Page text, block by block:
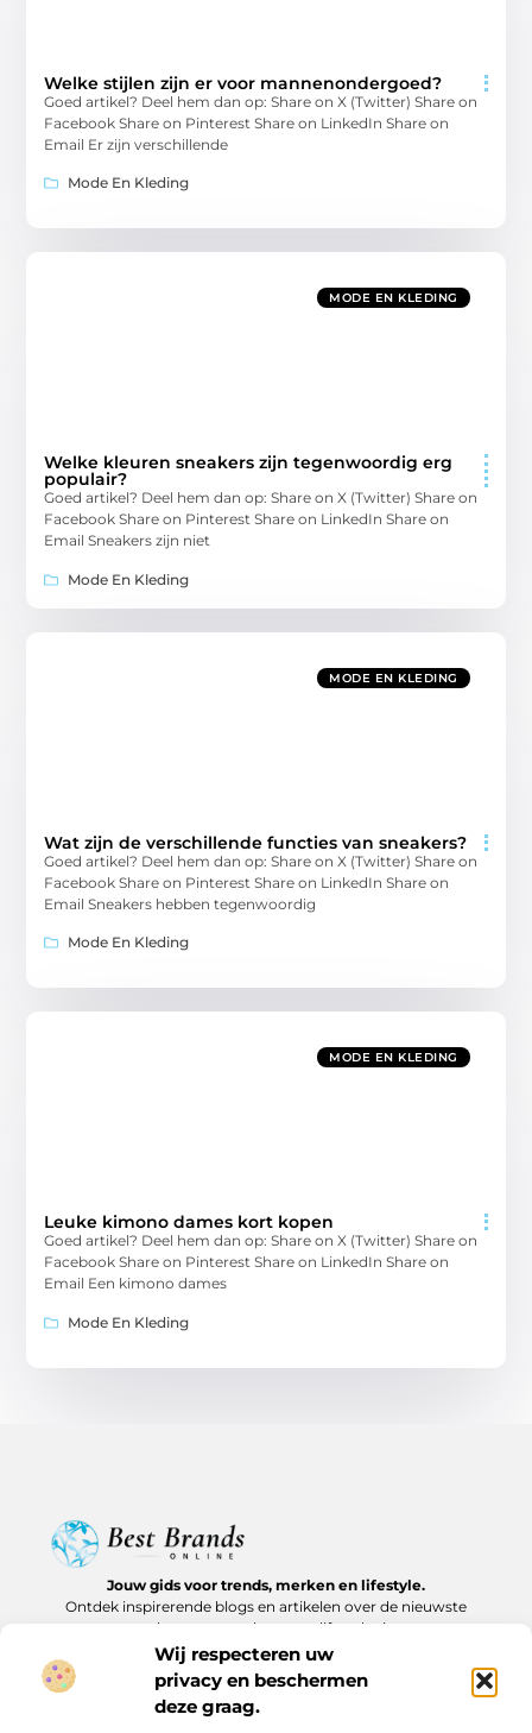
Wij respecteren uw
privacy en beschermen
deze graag.
Welke stijlen zijn er voor mannenondergoed?
Goed artikel? Deel hem dan op: Share on X (Twitter) Share on
Facebook Share on Pinterest Share on LinkedIn Share on
Email Er zijn verschillende
Mode En Kleding
MODE EN KLEDING
Welke kleuren sneakers zijn tegenwoordig erg
populair?
Goed artikel? Deel hem dan op: Share on X (Twitter) Share on
Facebook Share on Pinterest Share on LinkedIn Share on
Email Sneakers zijn niet
Mode En Kleding
MODE EN KLEDING
Wat zijn de verschillende functies van sneakers?
Goed artikel? Deel hem dan op: Share on X (Twitter) Share on
Facebook Share on Pinterest Share on LinkedIn Share on
Email Sneakers hebben tegenwoordig
Mode En Kleding
MODE EN KLEDING
Leuke kimono dames kort kopen
Goed artikel? Deel hem dan op: Share on X (Twitter) Share on
Facebook Share on Pinterest Share on LinkedIn Share on
Email Een kimono dames
Mode En Kleding
Jouw gids voor trends, merken en lifestyle.
Ontdek inspirerende blogs en artikelen over de nieuwste
producten, must-haves en lifestyle tips.
Bericht categorie